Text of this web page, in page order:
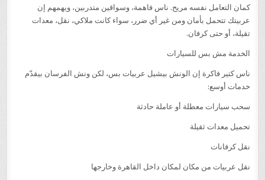
كمان التعامل نفسه مريح. ناس فاهمة، وسواقين متدربين، ويهمهم إن
عربيتك تتحمل بأمان ومن غير أي ضرر، سواء كانت ملاكي، نقل، معدات
تقيلة، أو حتى كرفان.
الخدمة مش بس للسيارات
ناس كتير فاكرة إن الونش بيشيل عربيات بس، لكن ونش الفرسان بيقدّم
خدمات أوسع:
سحب سيارات معطلة أو عاملة حادثة
تحميل معدات ثقيلة
نقل كرفانات
نقل عربيات من مكان لمكان داخل القاهرة وخارجها